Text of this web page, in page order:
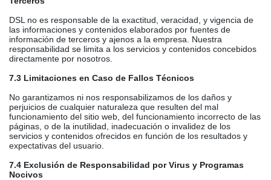
DSL no es responsable de la exactitud, veracidad, y vigencia de
las informaciones y contenidos elaborados por fuentes de
información de terceros y ajenos a la empresa. Nuestra
responsabilidad se limita a los servicios y contenidos concebidos
directamente por nosotros.
7.3 Limitaciones en Caso de Fallos Técnicos
No garantizamos ni nos responsabilizamos de los daños y
perjuicios de cualquier naturaleza que resulten del mal
funcionamiento del sitio web, del funcionamiento incorrecto de las
páginas, o de la inutilidad, inadecuación o invalidez de los
servicios y contenidos ofrecidos en función de los resultados y
expectativas del usuario.
7.4 Exclusión de Responsabilidad por Virus y Programas
Nocivos